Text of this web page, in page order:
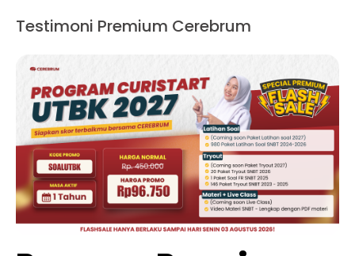
Testimoni Premium Cerebrum